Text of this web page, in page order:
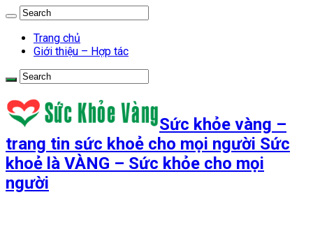
Trang chủ
Giới thiệu – Hợp tác
Sức khỏe vàng –
trang tin sức khoẻ cho mọi người Sức
khoẻ là VÀNG – Sức khỏe cho mọi
người